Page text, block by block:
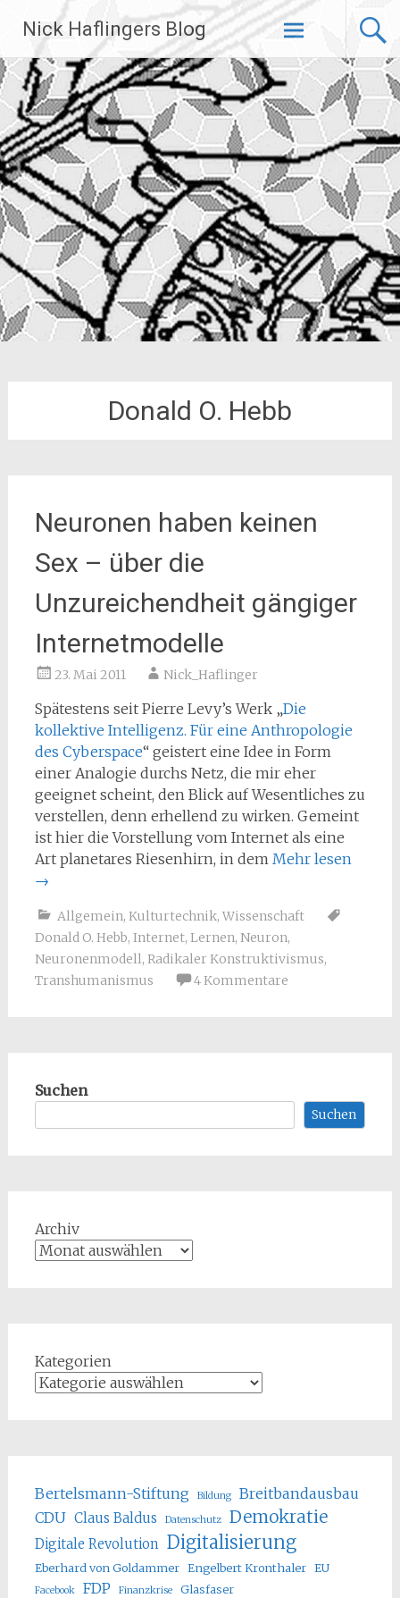
Inhalt
springen
Nick Haflingers Blog
Donald O. Hebb
Neuronen haben keinen
Sex – über die
Unzureichendheit gängiger
Internetmodelle
23. Mai 2011 Nick_Haflinger
Spätestens seit Pierre Levy’s Werk „Die
kollektive Intelligenz. Für eine Anthropologie
des Cyberspace“ geistert eine Idee in Form
einer Analogie durchs Netz, die mir eher
geeignet scheint, den Blick auf Wesentliches zu
verstellen, denn erhellend zu wirken. Gemeint
ist hier die Vorstellung vom Internet als eine
Art planetares Riesenhirn, in dem Mehr lesen
→
Allgemein, Kulturtechnik, Wissenschaft
Donald O. Hebb, Internet, Lernen, Neuron,
Neuronenmodell, Radikaler Konstruktivismus,
Transhumanismus
4 Kommentare
Suchen
Suchen
Archiv
Kategorien
Bertelsmann-Stiftung Bildung
Breitbandausbau
CDU Claus Baldus Datenschutz Demokratie
Digitale Revolution Digitalisierung
Eberhard von Goldammer Engelbert Kronthaler EU
Facebook FDP Finanzkrise Glasfaser